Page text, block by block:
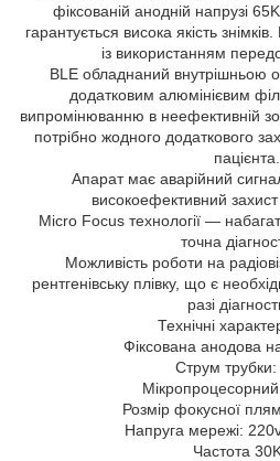
фіксованій анодній напрузі
гарантується висока якість
із використанням
BLE обладнаний внутрішньою
додатковим алюмінієвим
випромінюванню в неефективній
потрібно жодного додаткового
пацієнта.
Апарат має аварійний
високоефективний захист
Micro Focus технології —
точна
Можливість роботи на
рентгенівську плівку, що є
разі
Технічні
Фіксована анодова
Струм
Мікропроцесорний
Розмір фокусної
Напруга мережі:
Частота